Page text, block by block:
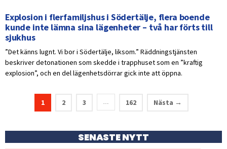
Explosion i flerfamiljshus i Södertälje, flera boende
kunde inte lämna sina lägenheter – två har förts till
sjukhus
”Det känns lugnt. Vi bor i Södertälje, liksom.” Räddningstjänsten
beskriver detonationen som skedde i trapphuset som en ”kraftig
explosion”, och en del lägenhetsdörrar gick inte att öppna.
1 2 3 … 162 Nästa →
SENASTE NYTT